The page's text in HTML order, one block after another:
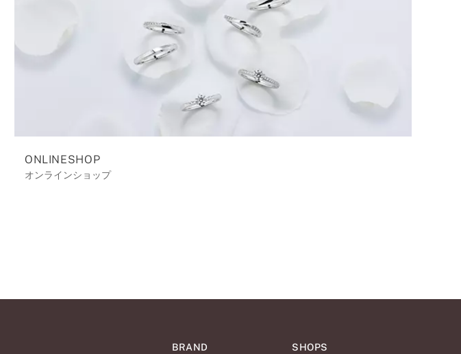
ONLINESHOP
オンラインショップ
BRAND SHOPS